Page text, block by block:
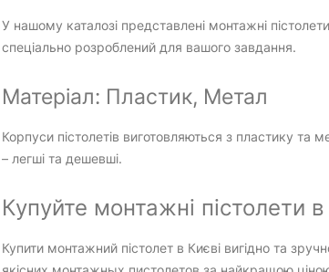
У нашому каталозі представлені монтажні
спеціально розроблений для вашого завдання.
Матеріал: Пластик, Метал
Корпуси пістолетів виготовляються з пластику та
– легші та дешевші.
Купуйте монтажні пістолети
Купити монтажний пістолет в Києві вигідно та